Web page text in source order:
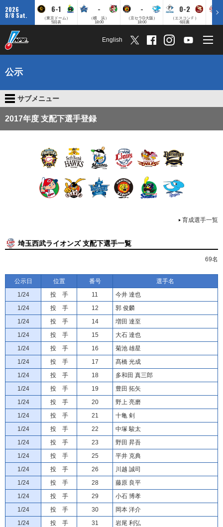
2026
8/8 Sat.
6-1
（東京ドーム）
5回表
-
（横 浜）
18:00
-
（京セラD大阪）
18:00
0-2
（エスコンＦ）
6回裏
English
公示
サブメニュー
2017年度 支配下選手登録
育成選手一覧
埼玉西武ライオンズ 支配下選手一覧
69名
公示日 位置 番号
選手名
1/24
投 手 11
今井 達也
1/24
投 手 12
郭 俊麟
1/24
投 手 14
増田 達至
1/24
投 手 15
大石 達也
1/24
投 手 16
菊池 雄星
1/24
投 手 17
髙橋 光成
1/24
投 手 18
多和田 真三郎
1/24
投 手 19
豊田 拓矢
1/24
投 手 20
野上 亮磨
1/24
投 手 21
十亀 剣
1/24
投 手 22
中塚 駿太
1/24
投 手 23
野田 昇吾
1/24
投 手 25
平井 克典
1/24
投 手 26
川越 誠司
1/24
投 手 28
藤原 良平
1/24
投 手 29
小石 博孝
1/24
投 手 30
岡本 洋介
1/24
投 手 31
岩尾 利弘